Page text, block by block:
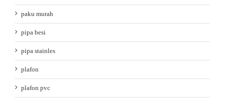
paku murah
pipa besi
pipa stainles
plafon
plafon pvc